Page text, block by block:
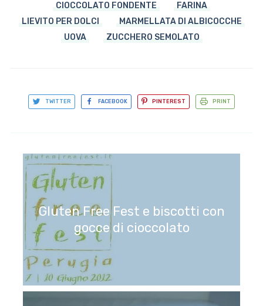
CIOCCOLATO FONDENTE
FARINA
LIEVITO PER DOLCI
MARMELLATA DI ALBICOCCHE
UOVA
ZUCCHERO SEMOLATO
TWITTER FACEBOOK PINTEREST PRINT
Gluten Free Fest e biscotti con
gocce di cioccolato